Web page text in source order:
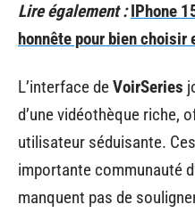
Lire également : IPhone
honnête pour bien choisir
L’interface deVoirSeries
d’une vidéothèque riche,
utilisateur séduisante.
importante communauté
manquent pas de